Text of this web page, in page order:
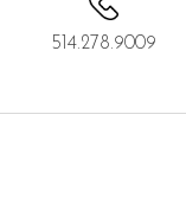
514.278.9009